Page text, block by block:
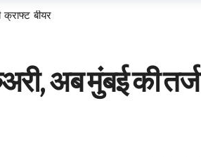
पर कुनबा 1 day ago
बीयर
अब मुंबई की तर्ज